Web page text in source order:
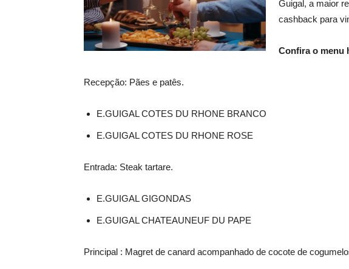
Guigal, a maior
cashback para
Confira o menu
Recepção: Pães e patês.
E.GUIGAL COTES DU RHONE BRANCO
E.GUIGAL COTES DU RHONE ROSE
Entrada: Steak tartare.
E.GUIGAL GIGONDAS
E.GUIGAL CHATEAUNEUF DU PAPE
Principal : Magret de canard acompanhado de cocote de